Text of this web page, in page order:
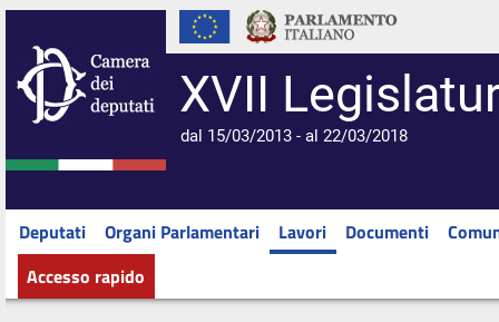
XVII
dal 15/03/2013 - al 22/03/2018
Deputati Organi Parlamentari Lavori Documenti
Accesso rapido